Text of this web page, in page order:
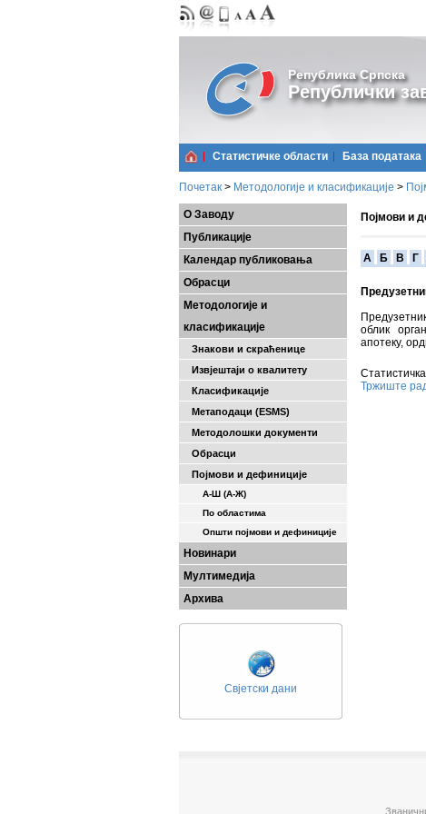
Република Српска
Републички
Статистичке области Базa података
Почетак > Методологије и класификације >
О Заводу
Публикације
Календар публиковања
Обрасци
Методологије и
класификације
Знакови и скраћенице
Извјештаји о квалитету
Класификације
Метаподаци (ESMS)
Методолошки документи
Обрасци
Појмови и дефиниције
А-Ш (A-Ж)
По областима
Општи појмови и дефиниције
Новинари
Мултимедија
Архива
Свјетски дани
Појмови и
A Б В Г
облик
апотеку,
Тржиште